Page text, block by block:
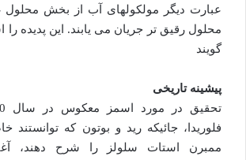
عبارت دیگر مولکولهای آب از بخش
محلول رقیق تر جریان می یابند. این پدیده
گویند
پیشینه تاریخی
فلوریدا، جائیکه رید و بوتون که توانستند
ممبرن استات سلولز را شرح دهند،